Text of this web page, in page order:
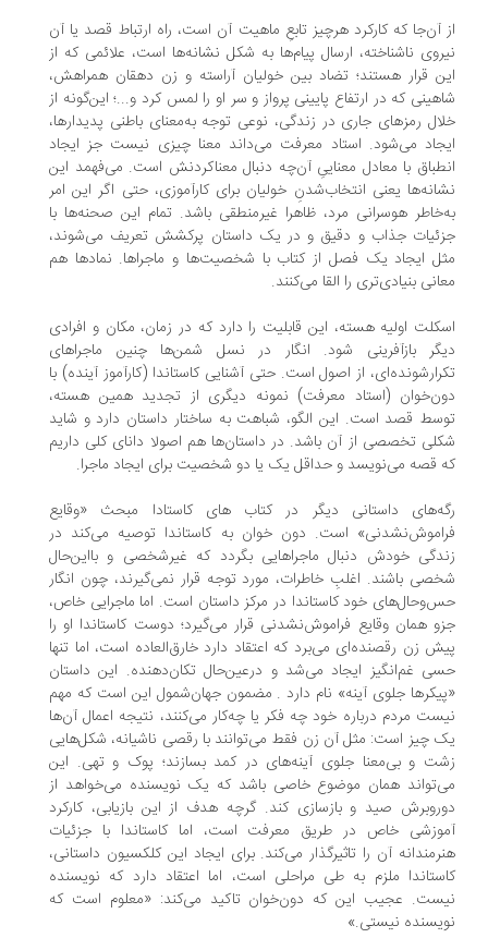
آن‌جا که کارکرد هرچیز تابعِ ماهیت آن است، راه ارتباط قصد یا آن
ناشناخته، ارسال پیام‌ها به شکل نشانه‌ها است، علائمی که از
قرار هستند؛ تضاد بین خولیان آراسته و زن دهقان همراهش،
که در ارتفاع پایینی پرواز و سر او را لمس کرد و...؛ این‌گونه از
رمزهای جاری در زندگی، نوعی توجه به‌معنای باطنی پدیدارها،
می‌شود. استاد معرفت می‌داند معنا چیزی نیست جز ایجاد
با معادل معناییِ آن‌چه دنبال معناکردنش است. می‌فهمد این
یعنی انتخاب‌شدنِ خولیان برای کارآموزی، حتی اگر این امر
هوسرانی مرد، ظاهرا غیرمنطقی باشد. تمام این صحنه‌ها با
جذاب و دقیق و در یک داستان پرکشش تعریف می‌شوند،
ایجاد یک فصل از کتاب با شخصیت‌ها و ماجراها. نمادها هم
بنیادی‌تری را القا می‌کنند.
اولیه هسته، این قابلیت را دارد که در زمان، مکان و افرادی
بازآفرینی شود. انگار در نسل شمن‌ها چنین ماجراهای
از اصول است. حتی آشنایی کاستاندا (کارآموز آینده) با
(استاد معرفت) نمونه دیگری از تجدید همین هسته،
قصد است. این الگو، شباهت به ساختار داستان دارد و شاید
تخصصی از آن باشد. در داستان‌ها هم اصولا دانای کلی داریم
قصه می‌نویسد و حداقل یک یا دو شخصیت برای ایجاد ماجرا.
داستانی دیگر در کتاب های کاستادا مبحث «وقایع
است. دون خوان به کاستاندا توصیه می‌کند در
خودش دنبال ماجراهایی بگردد که غیرشخصی و بااین‌حال
باشند. اغلبِ خاطرات، مورد توجه قرار نمی‌گیرند، چون انگار
خود کاستاندا در مرکز داستان است. اما ماجرایی خاص،
همان وقایع فراموش‌نشدنی قرار می‌گیرد؛ دوست کاستاندا او را
زن رقصنده‌ای می‌برد که اعتقاد دارد خارق‌العاده است، اما تنها
غم‌انگیز ایجاد می‌شد و درعین‌حال تکان‌دهنده. این داستان
جلوی آینه» نام دارد . مضمون جهان‌شمول این است که مهم
مردم درباره خود چه فکر یا چه‌کار می‌کنند، نتیجه اعمال آن‌ها
چیز است: مثل آن زن فقط می‌توانند با رقصی ناشیانه، شکل‌هایی
و بی‌معنا جلوی آینه‌های در کمد بسازند؛ پوک و تهی. این
همان موضوع خاصی باشد که یک نویسنده می‌خواهد از
صید و بازسازی کند. گرچه هدف از این بازیابی، کارکرد
خاص در طریق معرفت است، اما کاستاندا با جزئیات
آن را تاثیرگذار می‌کند. برای ایجاد این کلکسیون داستانی،
ملزم به طی مراحلی است، اما اعتقاد دارد که نویسنده
عجیب این که دون‌خوان تاکید می‌کند: «معلوم است که
نیستی.»